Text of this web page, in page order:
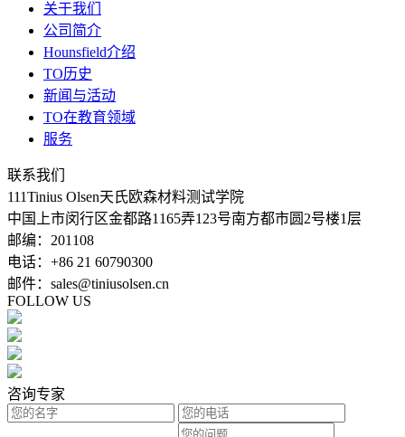
关于我们
公司简介
Hounsfield介绍
TO历史
新闻与活动
TO在教育领域
服务
联系我们
111Tinius Olsen天氏欧森材料测试学院
中国上市闵行区金都路1165弄123号南方都市圆2号楼1层
邮编：201108
电话：+86 21 60790300
邮件：sales@tiniusolsen.cn
FOLLOW US
咨询专家